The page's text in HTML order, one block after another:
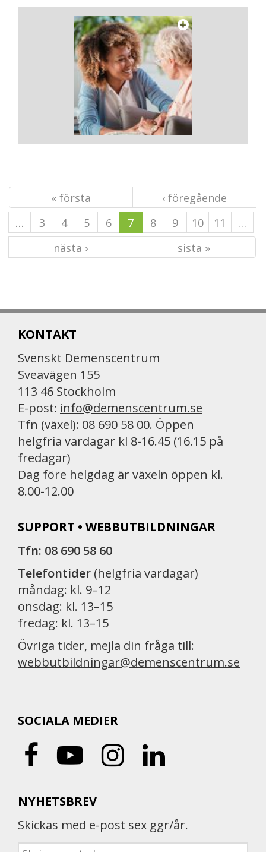
« första
‹ föregående
…
3 4 5 6 7 8 9 10 11
…
nästa ›
sista »
KONTAKT
Svenskt Demenscentrum
Sveavägen 155
113 46 Stockholm
E-post: info@demenscentrum.se
Tfn (växel): 08 690 58 00. Öppen
helgfria vardagar kl 8-16.45 (16.15 på
fredagar)
Dag före helgdag är växeln öppen kl.
8.00-12.00
SUPPORT • WEBBUTBILDNINGAR
Tfn: 08 690 58 60
Telefontider (helgfria vardagar)
måndag: kl. 9–12
onsdag: kl. 13–15
fredag: kl. 13–15
Övriga tider, mejla din fråga till:
webbutbildningar@demenscentrum.se
SOCIALA MEDIER
NYHETSBREV
Skickas med e-post sex ggr/år.